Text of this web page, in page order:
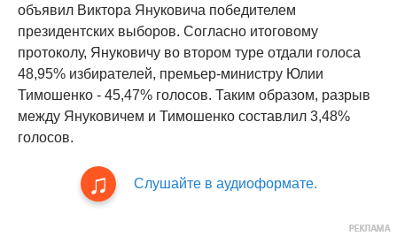
объявил Виктора Януковича победителем
президентских выборов. Согласно итоговому
протоколу, Януковичу во втором туре отдали голоса
48,95% избирателей, премьер-министру Юлии
Тимошенко - 45,47% голосов. Таким образом, разрыв
между Януковичем и Тимошенко составлил 3,48%
голосов.
Слушайте в аудиоформате.